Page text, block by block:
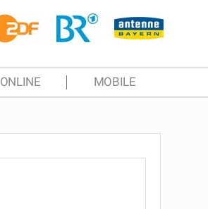
ONLINE MOBILE